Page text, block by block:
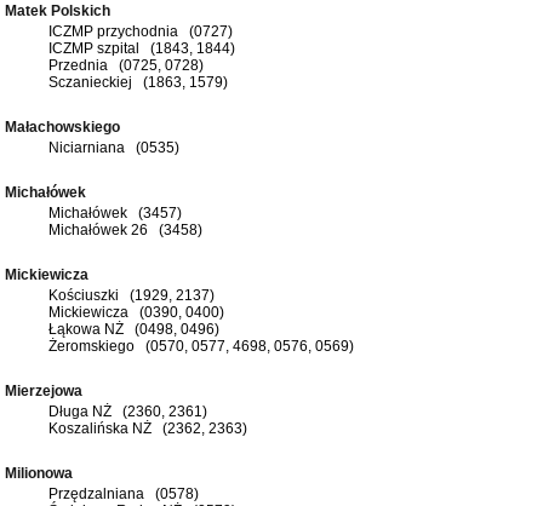
Matek Polskich
ICZMP przychodnia (0727)
ICZMP szpital (1843, 1844)
Przednia (0725, 0728)
Sczanieckiej (1863, 1579)
Małachowskiego
Niciarniana (0535)
Michałówek
Michałówek (3457)
Michałówek 26 (3458)
Mickiewicza
Kościuszki (1929, 2137)
Mickiewicza (0390, 0400)
Łąkowa NŻ (0498, 0496)
Żeromskiego (0570, 0577, 4698, 0576, 0569)
Mierzejowa
Długa NŻ (2360, 2361)
Koszalińska NŻ (2362, 2363)
Milionowa
Przędzalniana (0578)